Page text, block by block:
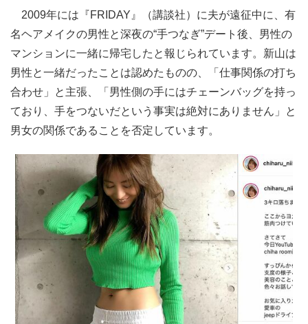
2009年には『FRIDAY』（講談社）に夫が遠征中に、有
名ヘアメイクの男性と深夜の“手つなぎ”デート後、男性の
マンションに一緒に帰宅したと報じられています。新山は
男性と一緒だったことは認めたものの、「仕事関係の打ち
合わせ」と主張、「男性側の手にはチェーンバッグを持っ
ており、手をつないだという事実は絶対にありません」と
男女の関係であることを否定しています。